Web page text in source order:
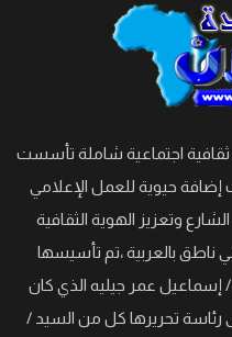
اجتماعية شاملة تأسست
مايو 1997م وكانت إضافة حيوية للعمل الإعلامي
وتعزيز الهوية الثقافية
ناطق بالعربية ،تم تأسيسها
إسماعيل عمر جيليه الذي كان
رئاسة تحريرها كل من السيد /